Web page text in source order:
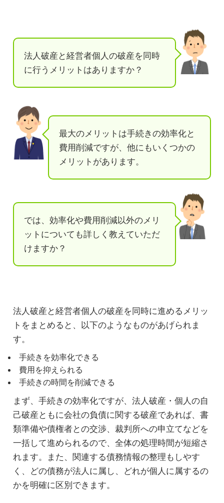
法人破産と経営者個人の破産を同時
に行うメリットはありますか？
最大のメリットは手続きの効率化と
費用削減ですが、他にもいくつかの
メリットがあります。
では、効率化や費用削減以外のメリ
ットについても詳しく教えていただ
けますか？
法人破産と経営者個人の破産を同時に進めるメリッ
トをまとめると、以下のようなものがあげられま
す。
手続きを効率化できる
費用を抑えられる
手続きの時間を削減できる
まず、手続きの効率化ですが、法人破産・個人の自
己破産ともに会社の負債に関する破産であれば、書
類準備や債権者との交渉、裁判所への申立てなどを
一括して進められるので、全体の処理時間が短縮さ
れます。また、関連する債務情報の整理もしやす
く、どの債務が法人に属し、どれが個人に属するの
かを明確に区別できます。